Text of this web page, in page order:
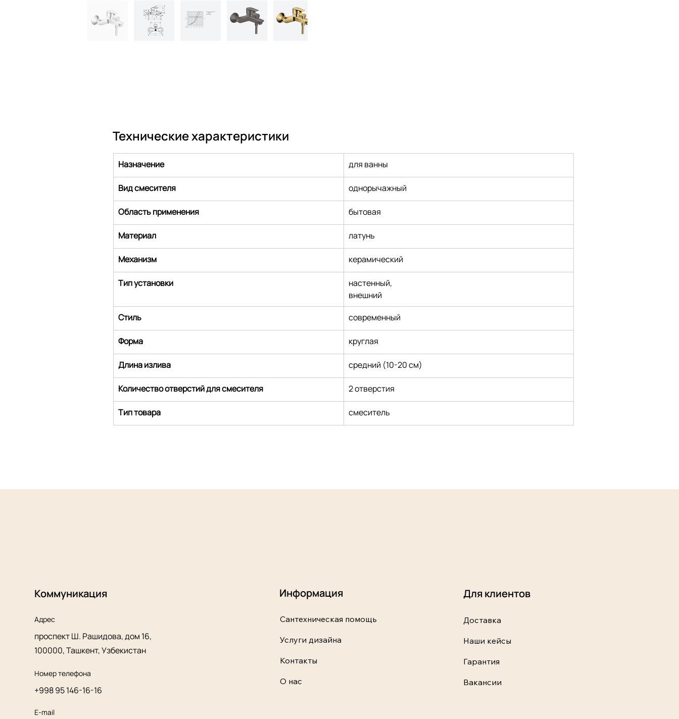
Технические характеристики
Назначение для ванны
Вид смесителя однорычажный
Область применения бытовая
Материал латунь
Механизм керамический
Тип установки
настенный,
внешний
Стиль
современный
Форма круглая
Длина излива средний (10-20 см)
Количество отверстий для смесителя 2 отверстия
Тип товара смеситель
Коммуникация
Адрес
проспект Ш. Рашидова, дом 16,
100000, Ташкент, Узбекистан
Номер телефона
+998 95 146-16-16
E-mail
Информация
Сантехническая помощь
Услуги дизайна
Контакты
О нас
Для клиентов
Доставка
Наши кейсы
Гарантия
Вакансии